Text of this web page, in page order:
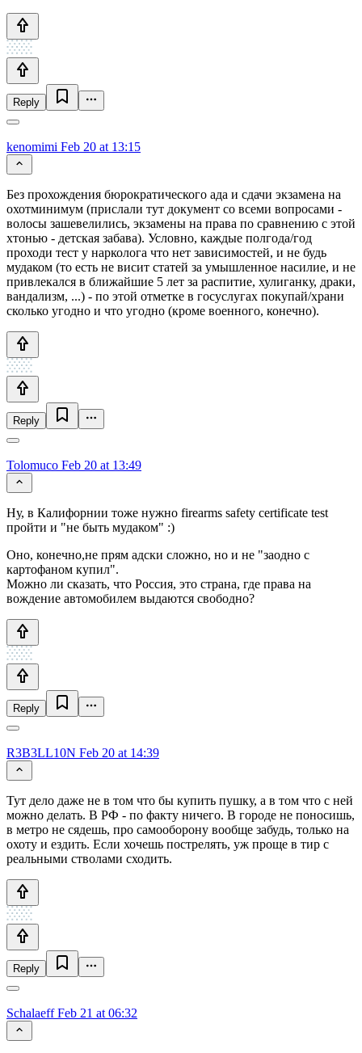
Reply
kenomimi Feb 20 at 13:15
Без прохождения бюрократического ада и сдачи экзамена на
охотминимум (прислали тут документ со всеми вопросами -
волосы зашевелились, экзамены на права по сравнению с этой
хтонью - детская забава). Условно, каждые полгода/год
проходи тест у нарколога что нет зависимостей, и не будь
мудаком (то есть не висит статей за умышленное насилие, и не
привлекался в ближайшие 5 лет за распитие, хулиганку, драки,
вандализм, ...) - по этой отметке в госуслугах покупай/храни
сколько угодно и что угодно (кроме военного, конечно).
Reply
Tolomuco Feb 20 at 13:49
Ну, в Калифорнии тоже нужно firearms safety certificate test
пройти и "не быть мудаком" :)
Оно, конечно,не прям адски сложно, но и не "заодно с
картофаном купил".
Можно ли сказать, что Россия, это страна, где права на
вождение автомобилем выдаются свободно?
Reply
R3B3LL10N Feb 20 at 14:39
Тут дело даже не в том что бы купить пушку, а в том что с ней
можно делать. В РФ - по факту ничего. В городе не поносишь,
в метро не сядешь, про самооборону вообще забудь, только на
охоту и ездить. Если хочешь пострелять, уж проще в тир с
реальными стволами сходить.
Reply
SchalaeffFeb 21 at 06:32